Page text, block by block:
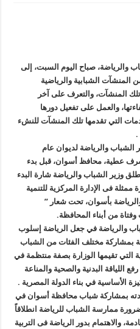
لمهرجان
الدراجات
مغلقة
صباح اليوم السبت، إلى
المنشآت الشبابية والرياضية
المنشآت، والتعرف على آخر
والعمل على تفعيل دورها
التي تقدمها تلك المنشآت للنشء
.
والرياضة لديوان عام
عطية، محافظ أسوان، قبل بدء
وزير الشباب والرياضة شارة البدء
فى الإدارة المركزية للتنمية
بأسوان، تحت شعار ”
من أبناء المحافظة.
والرياضة في جعل الرياضة إسلوب
بمشاركة مختلف الفئات من الشباب
تقيمها الوزارة بصفة منتظمة في
اللياقة البدنية والصحية والمناعة
الأساسية في بناء الدولة المصرية .
بمشاركة شباب محافظة أسوان في
ممارسة الشباب للرياضة انطلاقاً
والاهتمام بدور الرياضة فى التربية